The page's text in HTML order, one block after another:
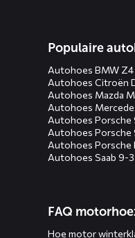
Populaire
Autohoes BMW Z4
Autohoes Citroën
Autohoes Mazda
Autohoes
Autohoes Porsche
Autohoes Porsche
Autohoes Porsche
Autohoes Saab 9-
FAQ
Hoe motor